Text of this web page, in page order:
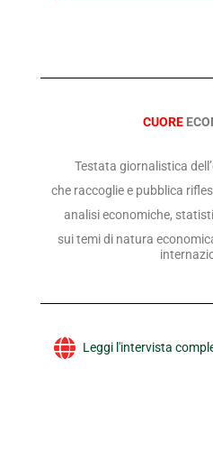
CUORE
Testata giornalistica
che raccoglie e pubblica
analisi economiche,
sui temi di natura
Leggi l'intervista